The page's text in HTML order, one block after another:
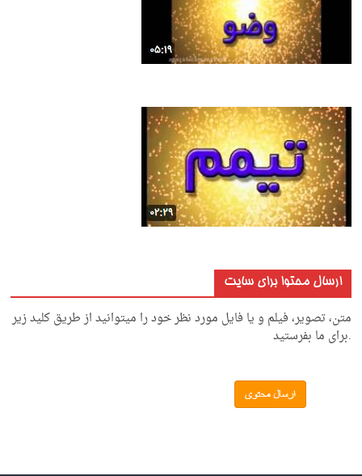
ارسال محتوا برای سایت
متن، تصویر، فیلم و یا فایل مورد نظر خود را میتوانید از طریق کلید زیر
.برای ما بفرستید